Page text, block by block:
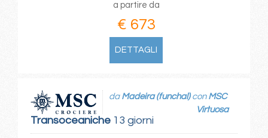
a partire da
€ 673
DETTAGLI
Transoceaniche13 giorni
da Madeira (funchal)con MSC
Virtuosa